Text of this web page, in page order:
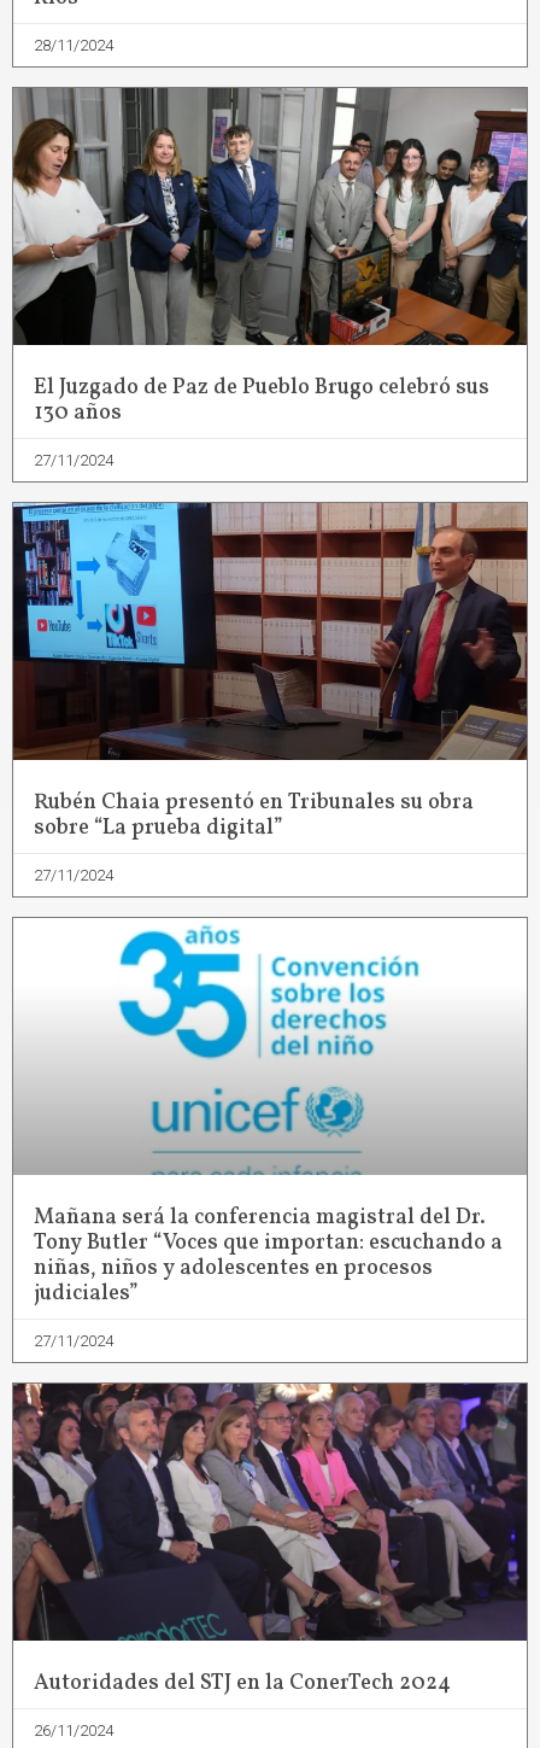
28/11/2024
El Juzgado de Paz de Pueblo Brugo celebró sus
130 años
27/11/2024
Rubén Chaia presentó en Tribunales su obra
sobre “La prueba digital”
27/11/2024
Mañana será la conferencia magistral del Dr.
Tony Butler “Voces que importan: escuchando a
niñas, niños y adolescentes en procesos
judiciales”
27/11/2024
Autoridades del STJ en la ConerTech 2024
26/11/2024